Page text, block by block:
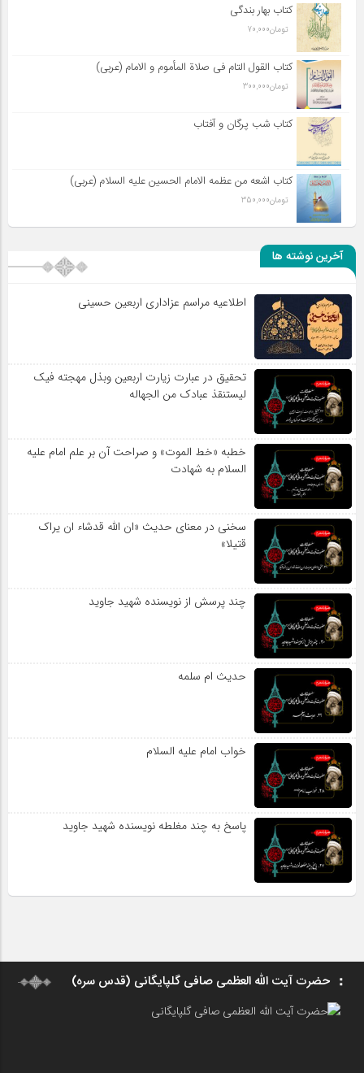
کتاب بهار بندگی
تومان70,000
کتاب القول التام فی صلاة المأموم و الامام (عربی)
تومان300,000
کتاب شب پرگان و آفتاب
کتاب اشعه من عظمه الامام الحسین علیه السلام (عربی)
تومان350,000
آخرین نوشته ها
اطلاعیه مراسم عزاداری اربعین حسینی
تحقیق در عبارت زیارت اربعین وبذل مهجته فیک
لیستنقذ عبادک من الجهاله
خطبه «خط الموت» و صراحت آن بر علم امام علیه
السلام به شهادت
سخنی در معنای حدیث «ان الله قدشاء ان یراک
قتیلا»
چند پرسش از نویسنده شهید جاوید
حدیث ام سلمه
خواب امام علیه السلام
پاسخ به چند مغلطه نویسنده شهید جاوید
حضرت آیت الله العظمی صافی گلپایگانی (قدس سره)